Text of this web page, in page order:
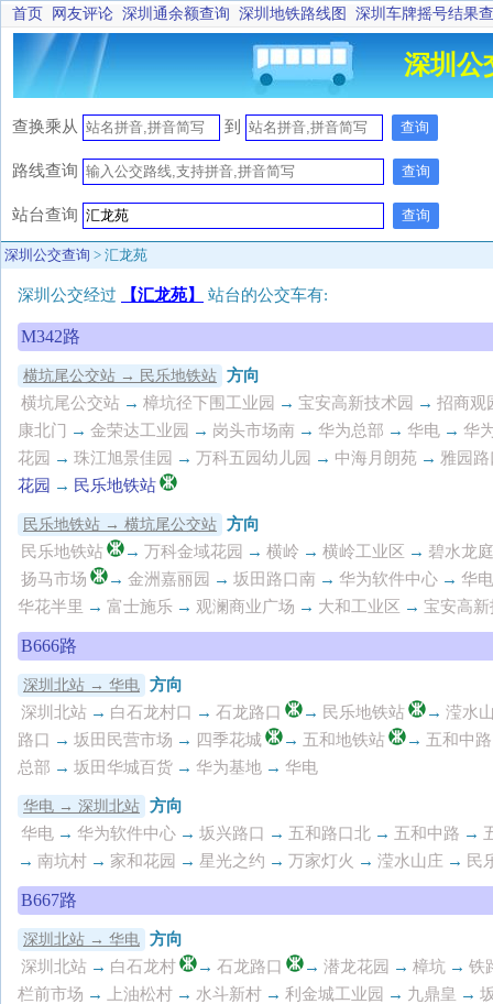
首页 网友评论 深圳通余额查询 深圳地铁路线图 深圳车牌摇号结果
深圳公
查换乘从 到 查询
路线查询 查询
站台查询 查询
深圳公交查询 > 汇龙苑
深圳公交经过 【汇龙苑】 站台的公交车有:
M342路
横坑尾公交站 → 民乐地铁站 方向
横坑尾公交站 → 樟坑径下围工业园 → 宝安高新技术园 → 招商观
康北门 → 金荣达工业园 → 岗头市场南 → 华为总部 → 华电 → 华
花园 → 珠江旭景佳园 → 万科五园幼儿园 → 中海月朗苑 → 雅园路
花园 → 民乐地铁站
民乐地铁站 → 横坑尾公交站 方向
民乐地铁站
→ 万科金域花园 → 横岭 → 横岭工业区 → 碧水龙庭
扬马市场
→ 金洲嘉丽园 → 坂田路口南 → 华为软件中心 → 华电
华花半里 → 富士施乐 → 观澜商业广场 → 大和工业区 → 宝安高
B666路
深圳北站 → 华电 方向
深圳北站 → 白石龙村口 → 石龙路口 → 民乐地铁站 → 滢水
路口 → 坂田民营市场 → 四季花城 → 五和地铁站 → 五和中路
总部 → 坂田华城百货 → 华为基地 → 华电
华电 → 深圳北站 方向
华电 → 华为软件中心 → 坂兴路口 → 五和路口北 → 五和中路 →
→ 南坑村 → 家和花园 → 星光之约 → 万家灯火 → 滢水山庄 → 民
B667路
深圳北站 → 华电 方向
深圳北站 → 白石龙村 → 石龙路口 → 潜龙花园 → 樟坑 → 铁
栏前市场 → 上油松村 → 水斗新村 → 利金城工业园 → 九鼎皇 →